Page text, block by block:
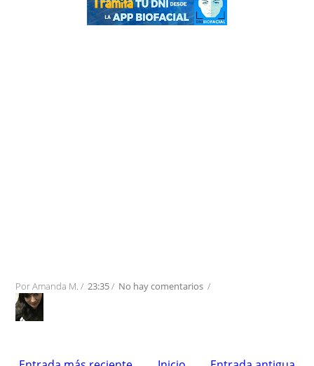
PorAmanda M. /23:35/ No hay comentarios /